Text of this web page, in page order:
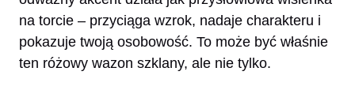
na torcie – przyciąga wzrok, nadaje charakteru i
pokazuje twoją osobowość. To może być właśnie
ten różowy wazon szklany, ale nie tylko.